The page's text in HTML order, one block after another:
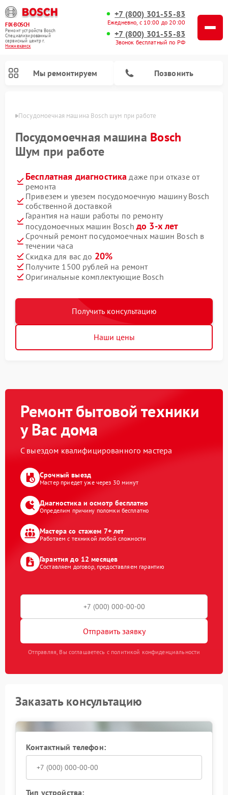
FIX-BOSCH
Ремонт устройств Bosch
Специализированный
cервисный центр г.
Нижнекамск
+7 (800) 301-55-83
Ежедневно, с 10:00 до 20:00
+7 (800) 301-55-83
Звонок бесплатный по РФ
Мы ремонтируем Позвонить
Посудомоечная машина Bosch шум при работе
Посудомоечная машина Bosch
Шум при работе
Бесплатная диагностика даже при отказе от
ремонта
Привезем и увезем посудомоечную машину Bosch
собственной доставкой
Гарантия на наши работы по ремонту
посудомоечных машин Bosch до 3-х лет
Срочный ремонт посудомоечных машин Bosch в
течении часа
Скидка для вас до 20%
Получите 1500 рублей на ремонт
Оригинальные комплектующие Bosch
Получить консультацию
Наши цены
Ремонт бытовой техники
у Вас дома
С выездом квалифицированного мастера
Срочный выезд
Мастер приедет уже через 30 минут
Диагностика и осмотр бесплатно
Определим причину поломки бесплатно
Мастера со стажем 7+ лет
Работаем с техникой любой сложности
Гарантия до 12 месяцев
Составляем договор, предоставляем гарантию
Отправить заявку
Отправляя, Вы соглашаетесь с политикой конфиденциальности
Заказать консультацию
Контактный телефон:
Тип устройства: